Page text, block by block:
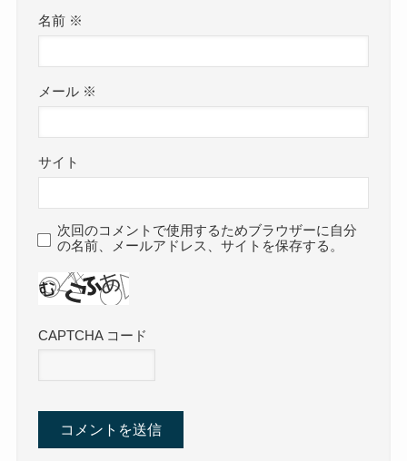
名前 ※
メール ※
サイト
次回のコメントで使用するためブラウザーに自分
の名前、メールアドレス、サイトを保存する。
CAPTCHA コード